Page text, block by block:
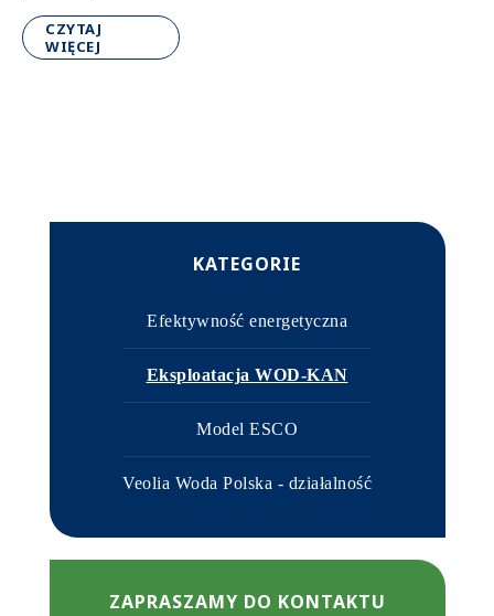
CZYTAJ
WIĘCEJ
KATEGORIE
Efektywność energetyczna
Eksploatacja WOD-KAN
Model ESCO
Veolia Woda Polska - działalność
ZAPRASZAMY DO KONTAKTU